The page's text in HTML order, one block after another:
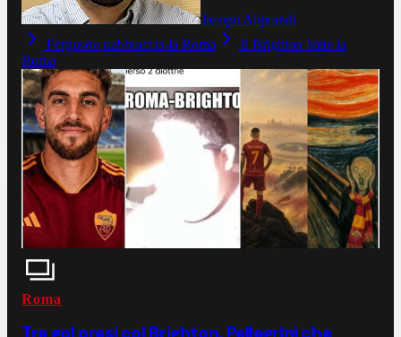
Jacopo Aliprandi
Ferguson riabbraccia la Roma
Il Brighton batte la
Roma
Roma